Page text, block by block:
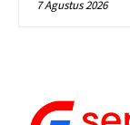
7 Agustus 2026